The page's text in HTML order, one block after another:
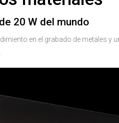
20 W del mundo
en el grabado de metales y